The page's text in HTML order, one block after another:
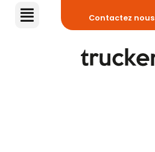
Contactez nous